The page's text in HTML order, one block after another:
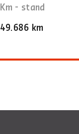
Km - stand
49.686 km